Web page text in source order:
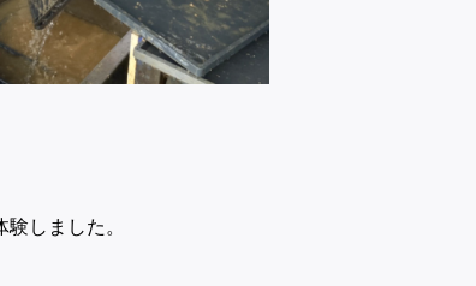
しました。